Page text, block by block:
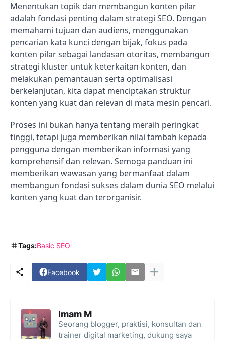
Menentukan topik dan membangun konten pilar
adalah fondasi penting dalam strategi SEO. Dengan
memahami tujuan dan audiens, menggunakan
pencarian kata kunci dengan bijak, fokus pada
konten pilar sebagai landasan otoritas, membangun
strategi kluster untuk keterkaitan konten, dan
melakukan pemantauan serta optimalisasi
berkelanjutan, kita dapat menciptakan struktur
konten yang kuat dan relevan di mata mesin pencari.
Proses ini bukan hanya tentang meraih peringkat
tinggi, tetapi juga memberikan nilai tambah kepada
pengguna dengan memberikan informasi yang
komprehensif dan relevan. Semoga panduan ini
memberikan wawasan yang bermanfaat dalam
membangun fondasi sukses dalam dunia SEO melalui
konten yang kuat dan terorganisir.
Tags:Basic SEO
Facebook
Imam M
Seorang blogger, praktisi, konsultan dan
trainer digital marketing, dukung saya